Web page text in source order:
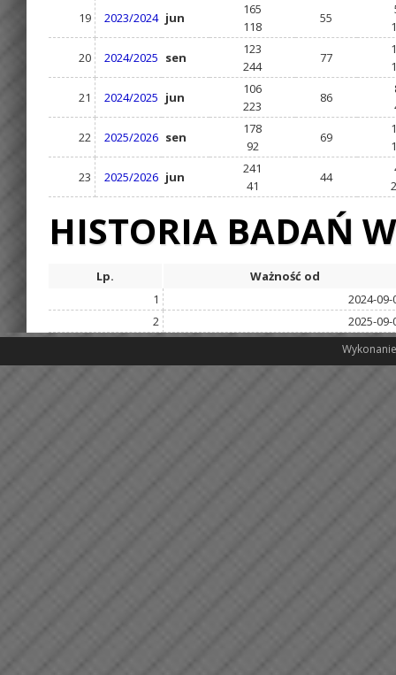
19 2023/2024 jun
165
118
55
20
2024/2025 sen
123
244
77
21
2024/2025 jun
106
223
86
22
2025/2026 sen
178
92
69
23
2025/2026 jun
241
41
44
HISTORIA BADAŃ
Lp.
Ważność od
1
2024-09-
2
2025-09-